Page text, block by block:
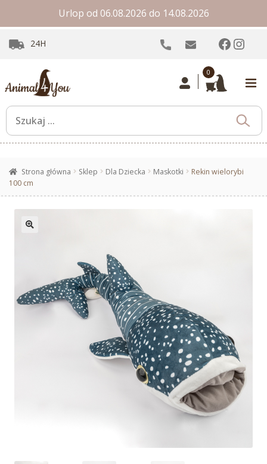
Urlop od 06.08.2026 do 14.08.2026
24H
0
Strona główna Sklep Dla Dziecka Maskotki
Rekin wielorybi
100 cm